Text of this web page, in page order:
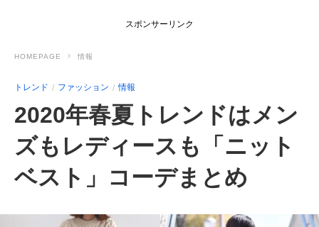
スポンサーリンク
HOMEPAGE 情報
トレンド ファッション 情報
2020年春夏トレンドはメン
ズもレディースも「ニット
ベスト」コーデまとめ